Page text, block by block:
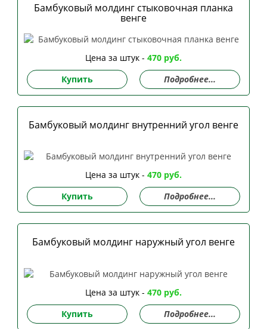
Бамбуковый молдинг стыковочная планка
венге
Цена за штук - 470 руб.
Купить
Подробнее...
Бамбуковый молдинг внутренний угол венге
Цена за штук - 470 руб.
Купить
Подробнее...
Бамбуковый молдинг наружный угол венге
Цена за штук - 470 руб.
Купить
Подробнее...